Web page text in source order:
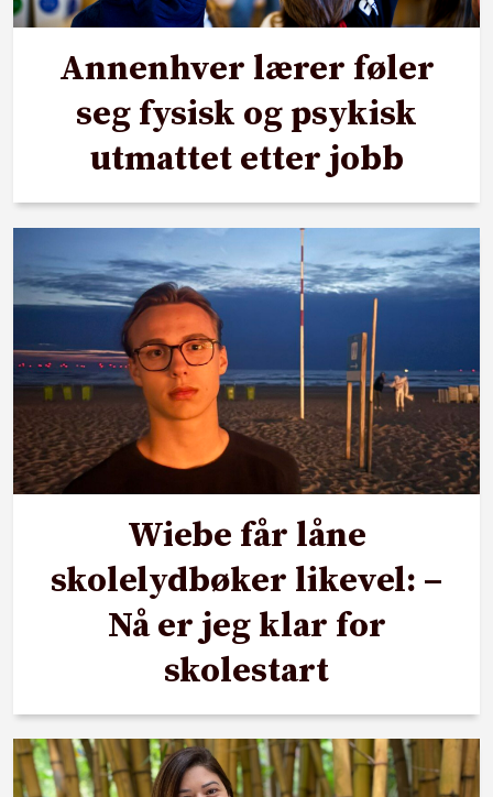
Annenhver lærer føler
seg fysisk og psykisk
utmattet etter jobb
Wiebe får låne
skolelydbøker likevel: –
Nå er jeg klar for
skolestart